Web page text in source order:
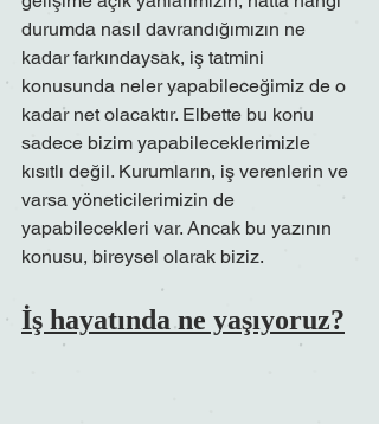
durumda nasıl davrandığımızın ne
kadar farkındaysak, iş tatmini
konusunda neler yapabileceğimiz de o
kadar net olacaktır. Elbette bu konu
sadece bizim yapabileceklerimizle
kısıtlı değil. Kurumların, iş verenlerin ve
varsa yöneticilerimizin de
yapabilecekleri var. Ancak bu yazının
konusu, bireysel olarak biziz.
İş hayatında ne yaşıyoruz?